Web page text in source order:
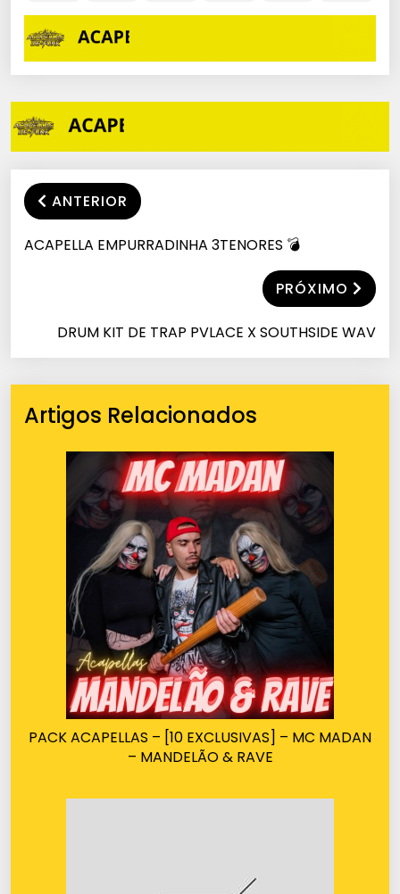
ANTERIOR
ACAPELLA EMPURRADINHA 3TENORES 💣
PRÓXIMO
DRUM KIT DE TRAP PVLACE X SOUTHSIDE WAV
Artigos Relacionados
PACK ACAPELLAS – [10 EXCLUSIVAS] – MC MADAN
– MANDELÃO & RAVE